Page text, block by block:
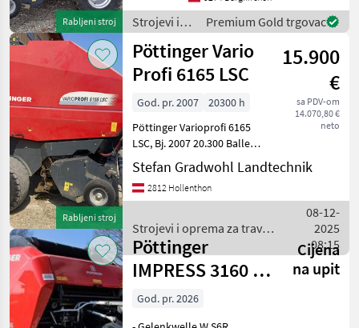
Rabljeni stroj
Rasvjeta - Omatanje mrežo
Strojevi i
oprema za
travu i
baliranje /
Pöttinger
Premium Gold trgovac
Rabljeni stroj
Pöttinger Vario
Profi 6165 LSC
15.900
€
sa PDV-om
14.070,80 €
neto
God. pr. 2007
20300 h
Pöttinger Varioprofi 6165
LSC, Bj. 2007 20.300 Ballen
25 Messer Schneidwerk 2.
Messergarnitur Blindmesser
Druckluftanlage
Weichkerneinrichtung Ce
Stefan Gradwohl Landtechnik
2812 Hollenthon
Strojevi i oprema za travu i
baliranje / Pöttinger
08-12-
2025
08:15
Pöttinger
IMPRESS 3160 V
PRO
Cijena
na upit
God. pr. 2026